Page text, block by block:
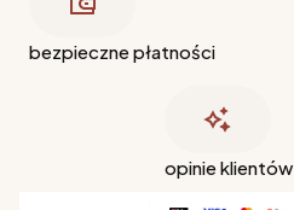
bezpieczne płatności
opinie klientów